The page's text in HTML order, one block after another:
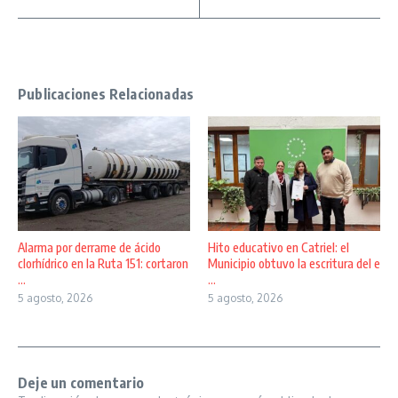
Publicaciones Relacionadas
Alarma por derrame de ácido
clorhídrico en la Ruta 151: cortaron
...
5 agosto, 2026
Hito educativo en Catriel: el
Municipio obtuvo la escritura del e
...
5 agosto, 2026
Deje un comentario